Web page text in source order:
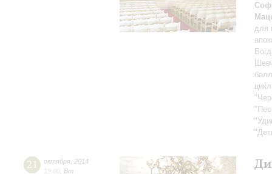
для
21 октября 2014
19:00 Вт